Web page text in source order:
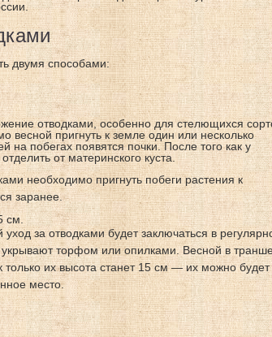
двумя способами:
отводками, особенно для стелющихся
пригнуть к земле один или несколько
на побегах появятся почки. После того как у
от материнского куста.
необходимо пригнуть побеги растения к
заранее.
см.
за отводками будет заключаться в
торфом или опилками. Весной в
только их высота станет 15 см — их можно будет
место.